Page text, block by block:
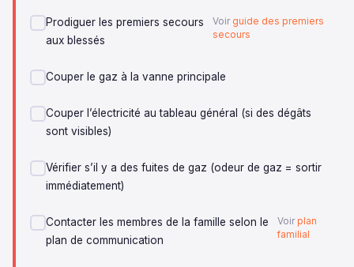
Prodiguer les premiers secours
aux blessés
Voir guide des premiers
secours
Couper le gaz à la vanne principale
Couper l’électricité au tableau général (si des dégâts
sont visibles)
Vérifier s’il y a des fuites de gaz (odeur de gaz = sortir
immédiatement)
Contacter les membres de la famille selon le
plan de communication
Voir plan
familial